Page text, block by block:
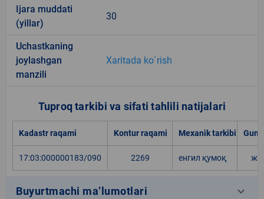
Ijara muddati
(yillar)
30
Uchastkaning
joylashgan
manzili
Xaritada ko`rish
Tuproq tarkibi va sifati tahlili natijalari
Kadastr raqami Kontur raqami Mexanik tarkibi
17:03:000000183/090 2269 енгил қумоқ
Buyurtmachi ma’lumotlari keyboard_arrow_down